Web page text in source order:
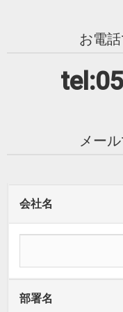
お電
メー
会社名
部署名